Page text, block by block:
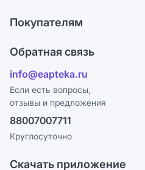
Ответы на вопросы
Блог
Карьера
Поставщики
Лицензия
Реклама на сайте
Ваши товары на ЕАПТЕКЕ
Покупателям
Программа СберСпасибо
Политика конфиденциальности
Пользовательское соглашение
Политика рекомендаций
Этика и соответствие
Обратная связь
info@eapteka.ru
Если есть вопросы,
отзывы и предложения
88007007711
Круглосуточно
Скачать приложение